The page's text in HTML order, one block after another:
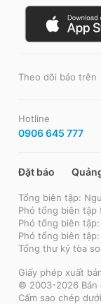
Theo dõi báo trên
Hotline
0906 645 777
Đặt báo
Tổng biên tập:
Phó tổng biên tập
Phó tổng biên
Phó tổng biên
Tổng thư ký tòa
Giấy phép xuất
© 2003-2026 Bản
Cấm sao chép